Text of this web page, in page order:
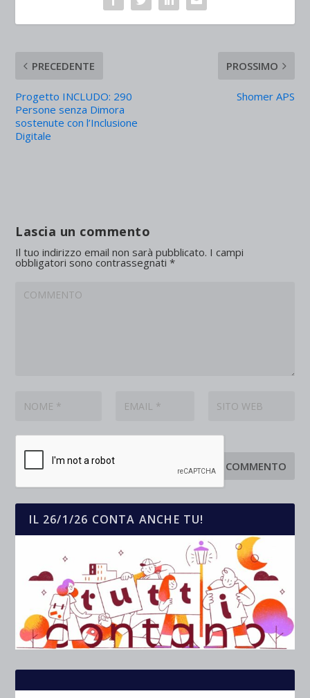
PRECEDENTE
Progetto INCLUDO: 290
Persone senza Dimora
sostenute con l’Inclusione
Digitale
PROSSIMO
Shomer APS
Lascia un commento
Il tuo indirizzo email non sarà pubblicato. I campi
obbligatori sono contrassegnati*
IL 26/1/26 CONTA ANCHE TU!